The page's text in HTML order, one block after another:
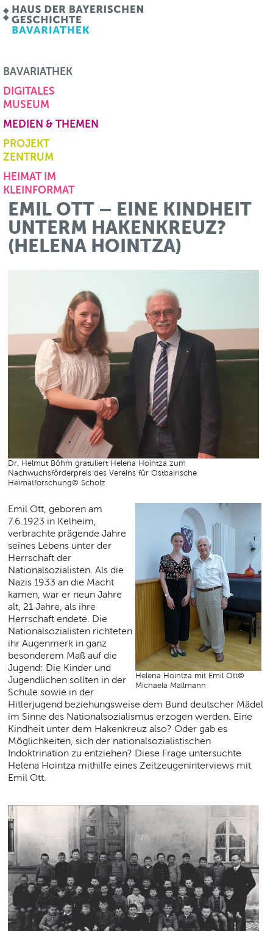
BAVARIATHEK
DIGITALES
MUSEUM
MEDIEN & THEMEN
PROJEKT
ZENTRUM
HEIMAT IM
KLEINFORMAT
EMIL OTT – EINE KINDHEIT
UNTERM HAKENKREUZ?
(HELENA HOINTZA)
Dr. Helmut Böhm gratuliert Helena Hointza zum
Nachwuchsförderpreis des Vereins für Ostbairische
Heimatforschung© Scholz
Helena Hointza mit Emil Ott©
Michaela Mallmann
Emil Ott, geboren am
7.6.1923 in Kelheim,
verbrachte prägende Jahre
seines Lebens unter der
Herrschaft der
Nationalsozialisten. Als die
Nazis 1933 an die Macht
kamen, war er neun Jahre
alt, 21 Jahre, als ihre
Herrschaft endete. Die
Nationalsozialisten richteten
ihr Augenmerk in ganz
besonderem Maß auf die
Jugend: Die Kinder und
Jugendlichen sollten in der
Schule sowie in der
Hitlerjugend beziehungsweise dem Bund deutscher Mädel
im Sinne des Nationalsozialismus erzogen werden. Eine
Kindheit unter dem Hakenkreuz also? Oder gab es
Möglichkeiten, sich der nationalsozialistischen
Indoktrination zu entziehen? Diese Frage untersuchte
Helena Hointza mithilfe eines Zeitzeugeninterviews mit
Emil Ott.